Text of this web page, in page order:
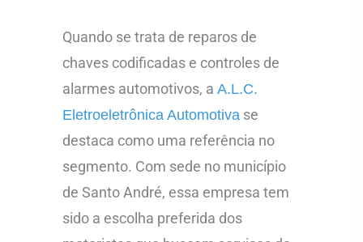
Quando se trata de reparos de
chaves codificadas e controles de
alarmes automotivos, aA.L.C.
Eletroeletrônica Automotiva se
destaca como uma referência no
segmento. Com sede no município
de Santo André, essa empresa tem
sido a escolha preferida dos